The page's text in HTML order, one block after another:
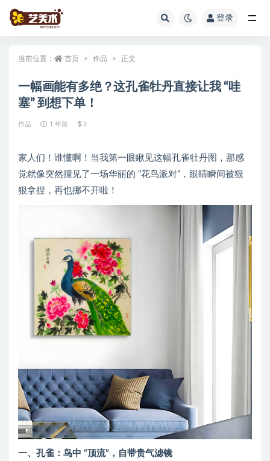
登录
当前位置： 首页 作品 正文
一幅画能有多绝？这孔雀牡丹直接让我 “哇
塞” 到想下单！
作品 1 年前 2
家人们！谁懂啊！当我第一眼瞅见这幅孔雀牡丹图，那感
觉就像突然撞见了一场华丽的 “花鸟派对”，眼睛瞬间被狠
狠拿捏，再也挪不开啦！
一、孔雀：鸟中 “顶流”，自带贵气滤镜